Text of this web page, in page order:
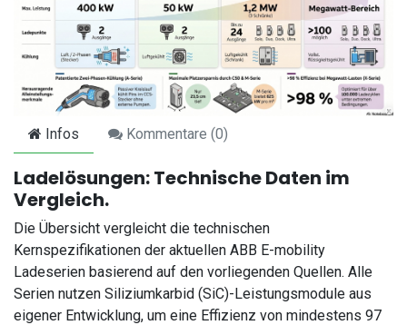
Infos Kommentare (0)
Ladelösungen: Technische Daten im
Vergleich.
Die Übersicht vergleicht die technischen
Kernspezifikationen der aktuellen ABB E-mobility
Ladeserien basierend auf den vorliegenden Quellen. Alle
Serien nutzen Siliziumkarbid (SiC)-Leistungsmodule aus
eigener Entwicklung, um eine Effizienz von mindestens 97